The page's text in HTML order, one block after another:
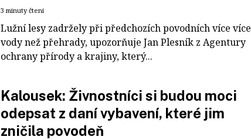
3 minuty čtení
Lužní lesy zadržely při předchozích povodních více více
vody než přehrady, upozorňuje Jan Plesník z Agentury
ochrany přírody a krajiny, který...
Kalousek: Živnostníci si budou moci
odepsat z daní vybavení, které jim
zničila povodeň